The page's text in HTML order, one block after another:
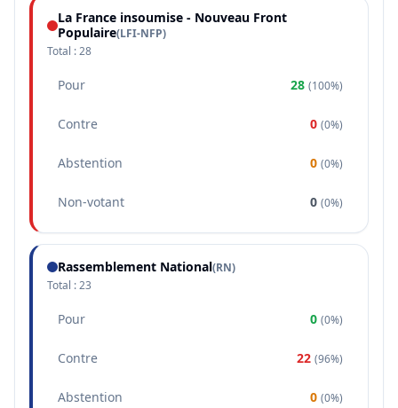
La France insoumise - Nouveau Front
Populaire(LFI-NFP)
Total :28
Pour 28 (100%)
Contre 0 (0%)
Abstention 0 (0%)
Non-votant 0 (0%)
Rassemblement National(RN)
Total :23
Pour 0 (0%)
Contre 22 (96%)
Abstention 0 (0%)